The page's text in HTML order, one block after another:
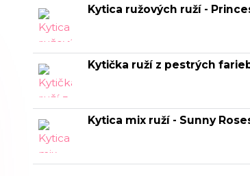
Kytica ružových ruží -
Kytička ruží z pestrých
Kytica mix ruží - Sunny